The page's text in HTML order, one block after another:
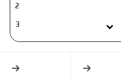
2
3
4